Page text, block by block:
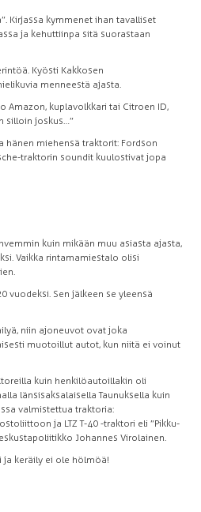
Kirjassa kymmenet ihan tavalliset
ja kehuttiinpa sitä suorastaan
Kyösti Kakkosen
menneestä ajasta.
Amazon, kuplavolkkari tai Citroen ID,
silloin joskus…”
miehensä traktorit: Fordson
traktorin soundit kuulostivat jopa
kuin mikään muu asiasta ajasta,
Vaikka rintamamiestalo olisi
vuodeksi. Sen jälkeen se yleensä
niin ajoneuvot ovat joka
muotoillut autot, kun niitä ei voinut
kuin henkilöautoillakin oli
länsisaksalaisella Taunuksella kuin
valmistettua traktoria:
ja LTZ T-40 -traktori eli ”Pikku-
Johannes Virolainen.
ja keräily ei ole hölmöä!